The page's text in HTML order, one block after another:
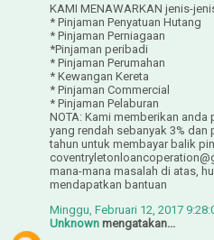
KAMI MENAWARKAN jenis-
* Pinjaman Penyatuan Hutang
* Pinjaman Perniagaan
*Pinjaman peribadi
* Pinjaman Perumahan
* Kewangan Kereta
* Pinjaman Commercial
* Pinjaman Pelaburan
NOTA: Kami memberikan
yang rendah sebanyak 3%
tahun untuk membayar balik
mana-mana masalah di atas,
mendapatkan bantuan
Minggu, Februari 12, 2017
Unknown mengatakan...